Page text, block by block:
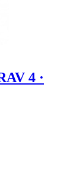
4 ·